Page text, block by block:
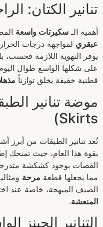
تنانير الكتان:
أهمية الـ سكيرتات واسعة
عبقري
يوفر التهوية اللازمة فحسب،
على شكلها الواسع طوال
قطنية خفيفة يخلق توازناً
Skirts)
تُعد تنانير الطبقات من أبرز
بقوة هذا العام، حيث تمنحك
القصات بوجود كشكشة
مما يجعلها قطعة مرحة
الصيف المبهجة، خاصة عند
المنعشة.
التنانير الجينز